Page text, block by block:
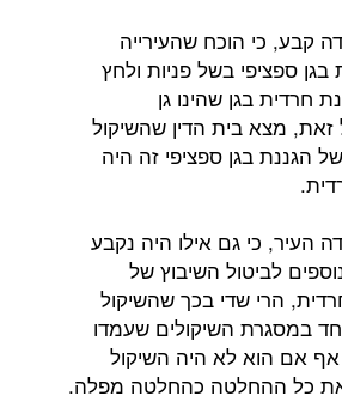
קבע, כי הוכח שהעירייה
ספציפי בשל פניות ולחץ
חרדית בגן שהינו גן
מצא בית הדין שהשיקול
הגננת בגן ספציפי זה היה
העיר, כי גם אילו היה נקבע
לביטול השיבוץ של
הרי שדי בכך שהשיקול
במסגרת השיקולים שעמדו
אף אם הוא לא היה השיקול
את כל ההחלטה כהחלטה מפלה.